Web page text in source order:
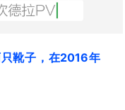
靴子，在2016年